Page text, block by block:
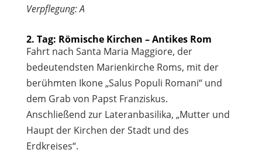
Verpflegung: A
2. Tag: Römische Kirchen – Antikes Rom
Fahrt nach Santa Maria Maggiore, der
bedeutendsten Marienkirche Roms, mit der
berühmten Ikone „Salus Populi Romani“ und
dem Grab von Papst Franziskus.
Anschließend zur Lateranbasilika, „Mutter und
Haupt der Kirchen der Stadt und des
Erdkreises“.